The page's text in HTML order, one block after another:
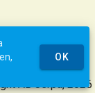
AB Jerpa, 2026
OK